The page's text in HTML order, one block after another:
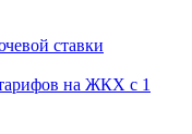
ставки
на ЖКХ с 1